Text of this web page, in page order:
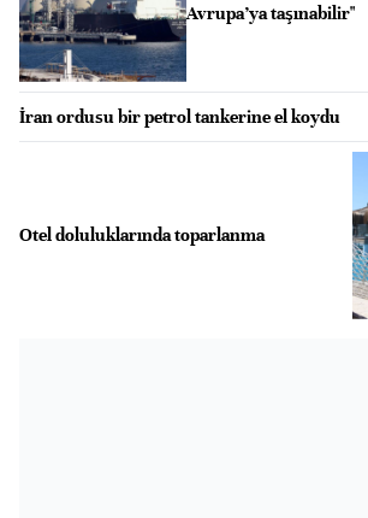
Avrupa’ya taşınabilir"
İran ordusu bir petrol tankerine el koydu
Otel doluluklarında toparlanma